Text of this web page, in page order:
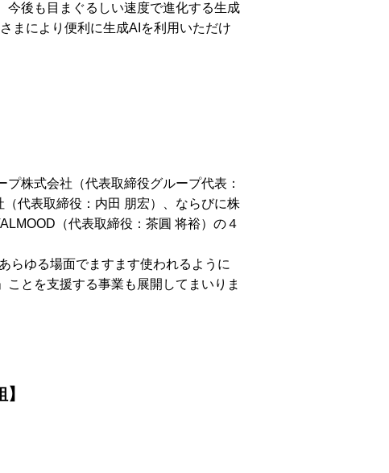
今後も目まぐるしい速度で進化する生成
まにより便利に生成AIを利用いただけ
株式会社（代表取締役グループ代表：
代表取締役：内田 朋宏）、ならびに株
（代表取締役：茶圓 将裕）の４
らゆる場面でますます使われるように
ことを支援する事業も展開してまいりま